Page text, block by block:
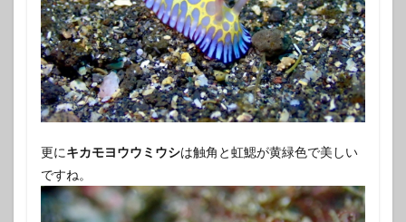
更にキカモヨウウミウシは触角と虹鰓が黄緑色で美しい
ですね。